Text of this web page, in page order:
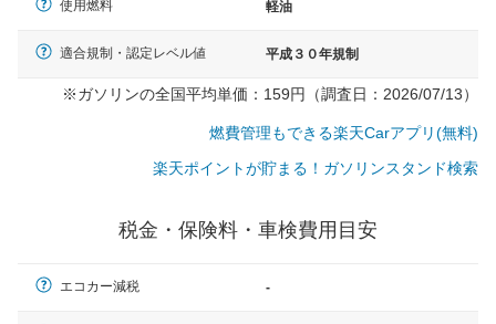
使用燃料 軽油
適合規制・認定レベル値 平成３０年規制
※ガソリンの全国平均単価：159円（調査日：2026/07/13）
燃費管理もできる楽天Carアプリ(無料)
楽天ポイントが貯まる！ガソリンスタンド検索
税金・保険料・車検費用目安
エコカー減税 -